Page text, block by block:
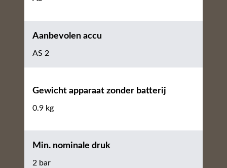
Aanbevolen accu
AS 2
Gewicht apparaat zonder batterij
0.9 kg
Min. nominale druk
2 bar